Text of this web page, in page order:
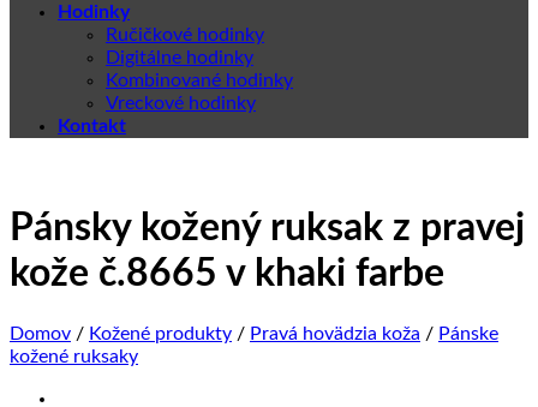
Hodinky
Ručičkové hodinky
Digitálne hodinky
Kombinované hodinky
Vreckové hodinky
Kontakt
Pánsky kožený ruksak z pravej
kože č.8665 v khaki farbe
Domov / Kožené produkty / Pravá hovädzia koža / Pánske
kožené ruksaky